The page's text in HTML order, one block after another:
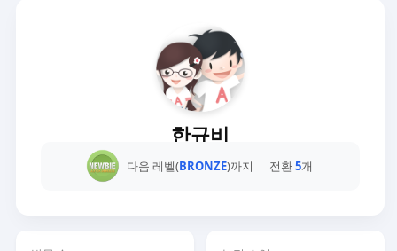
한규비
다음 레벨(BRONZE)까지 전환5개